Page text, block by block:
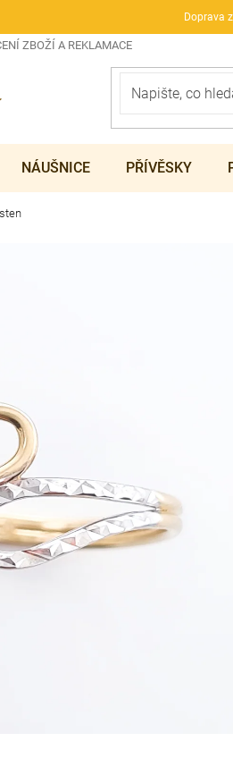
Doprava
ZBOŽÍ A REKLAMACE
NÁUŠNICE PŘÍVĚSKY